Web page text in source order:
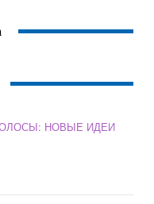
НОВЫЕ ИДЕИ